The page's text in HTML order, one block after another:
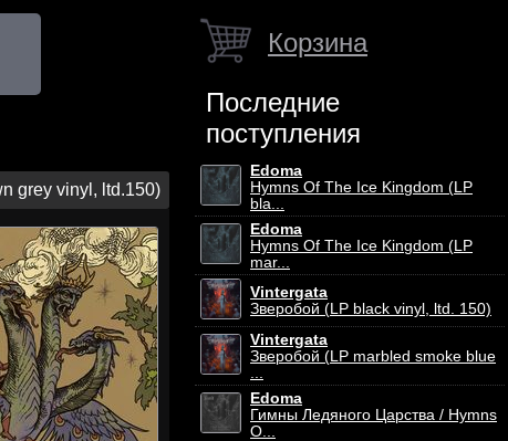
grey vinyl, ltd.150)
Корзина
Последние
поступления
Edoma
Hymns Of The Ice Kingdom (LP
bla...
Edoma
Hymns Of The Ice Kingdom (LP
mar...
Vintergata
Зверобой (LP black vinyl, ltd. 150)
Vintergata
Зверобой (LP marbled smoke blue
...
Edoma
Гимны Ледяного Царства / Hymns
O...